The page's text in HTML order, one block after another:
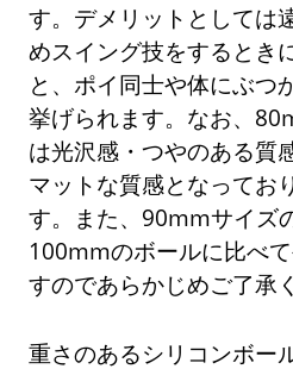
す。デメリットとしては
めスイング技をするとき
と、ポイ同士や体にぶつ
挙げられます。なお、
は光沢感・つやのある質
マットな質感となってお
す。また、90mmサイズ
100mmのボールに比べ
すのであらかじめご了承
重さのあるシリコンボー